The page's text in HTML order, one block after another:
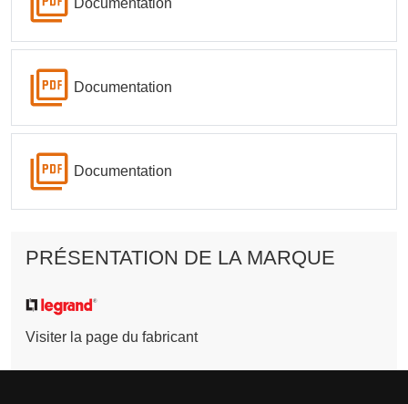
Documentation
Documentation
Documentation
PRÉSENTATION DE LA MARQUE
Visiter la page du fabricant